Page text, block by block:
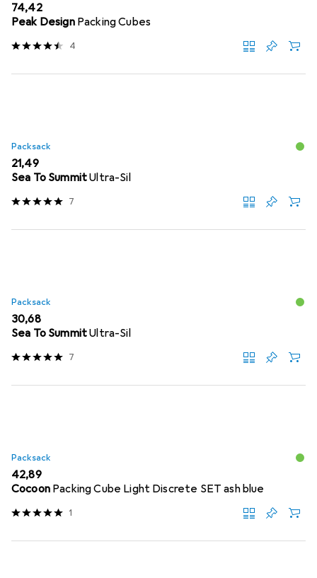
EUR
74,42
Peak Design Packing Cubes
4
Packsack
EUR
21,49
Sea To SummitUltra-Sil
7
Packsack
EUR
30,68
Sea To SummitUltra-Sil
7
Packsack
EUR
42,89
Cocoon Packing Cube Light Discrete SET ash blue
1